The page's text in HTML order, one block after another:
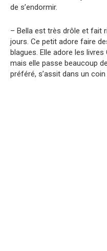
de s’endormir.
– Bella est très drôle et fait
jours. Ce petit adore faire
blagues. Elle adore les
mais elle passe beaucoup
préféré, s’assit dans un